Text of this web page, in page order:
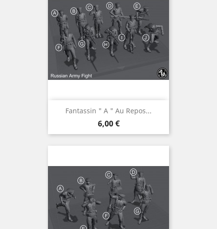
Fantassin " A " Au Repos...
Prix
6,00 €